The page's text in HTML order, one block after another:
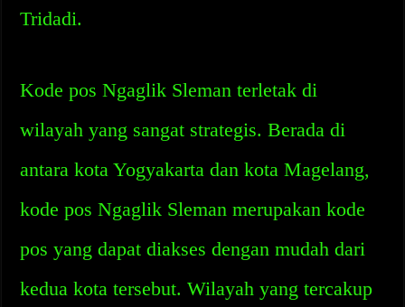
Tridadi.
Kode pos Ngaglik Sleman terletak di
wilayah yang sangat strategis. Berada di
antara kota Yogyakarta dan kota Magelang,
kode pos Ngaglik Sleman merupakan kode
pos yang dapat diakses dengan mudah dari
kedua kota tersebut. Wilayah yang tercakup